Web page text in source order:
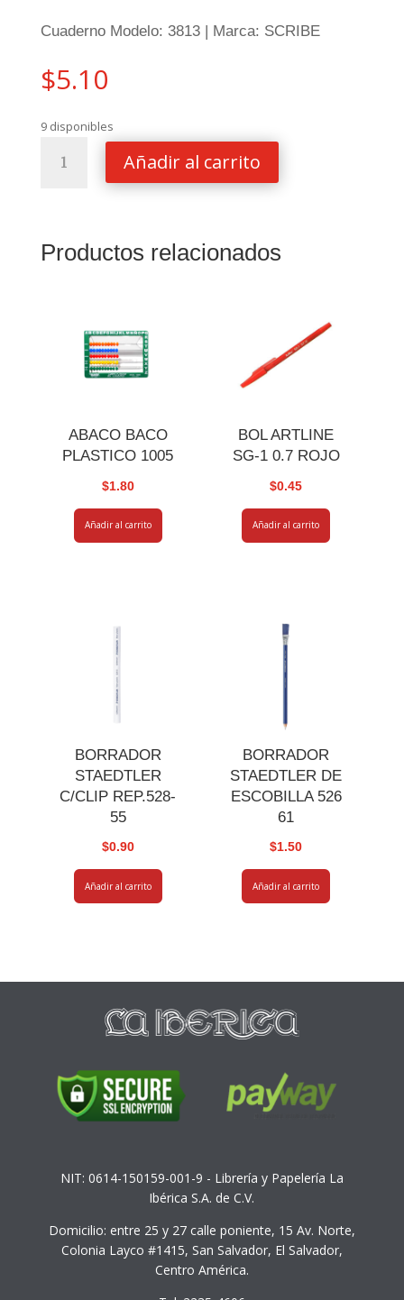
Cuaderno Modelo: 3813 | Marca: SCRIBE
$5.10
9 disponibles
CUADERNO
SCRIBE
MATE
Añadir al carrito
Productos relacionados
ABACO BACO
PLASTICO 1005
$1.80
Añadir al carrito
BOL ARTLINE
SG-1 0.7 ROJO
$0.45
Añadir al carrito
BORRADOR
STAEDTLER
C/CLIP REP.528-
55
$0.90
Añadir al carrito
BORRADOR
STAEDTLER DE
ESCOBILLA 526
61
$1.50
Añadir al carrito
NIT: 0614-150159-001-9 - Librería y Papelería La
Ibérica S.A. de C.V.
Domicilio: entre 25 y 27 calle poniente, 15 Av. Norte,
Colonia Layco #1415, San Salvador, El Salvador,
Centro América.